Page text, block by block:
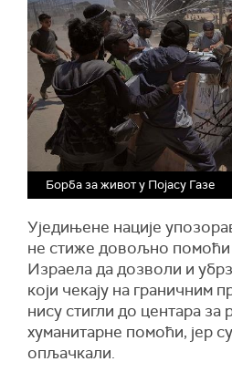
Борба за живот у Појасу Газе
Уједињене нације
не стиже довољно
Израела да дозволи и
који чекају на граничним
нису стигли до центара за
хуманитарне помоћи, јер
опљачкали.